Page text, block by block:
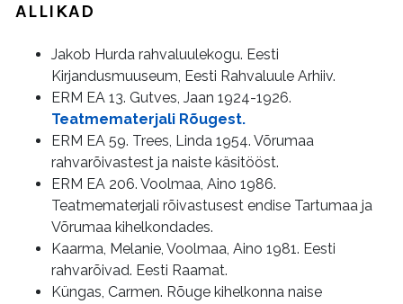
ALLIKAD
Jakob Hurda rahvaluulekogu. Eesti
Kirjandusmuuseum, Eesti Rahvaluule Arhiiv.
ERM EA 13. Gutves, Jaan 1924-1926.
Teatmematerjali Rõugest.
ERM EA 59. Trees, Linda 1954. Võrumaa
rahvarõivastest ja naiste käsitööst.
ERM EA 206. Voolmaa, Aino 1986.
Teatmematerjali rõivastusest endise Tartumaa ja
Võrumaa kihelkondades.
Kaarma, Melanie, Voolmaa, Aino 1981. Eesti
rahvarõivad. Eesti Raamat.
Küngas, Carmen. Rõuge kihelkonna naise